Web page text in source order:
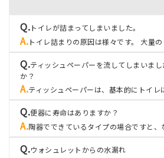
トイレが詰まってしまいました。
トイレ詰まりの原因は様々です。 大量の
ティッシュペーパーを流してしまいま
か？
ティッシュペーパーは、基本的にトイレ
便器に寿命はありますか？
陶器でできているタイプの場合ですと、
ウォシュレットからの水漏れ